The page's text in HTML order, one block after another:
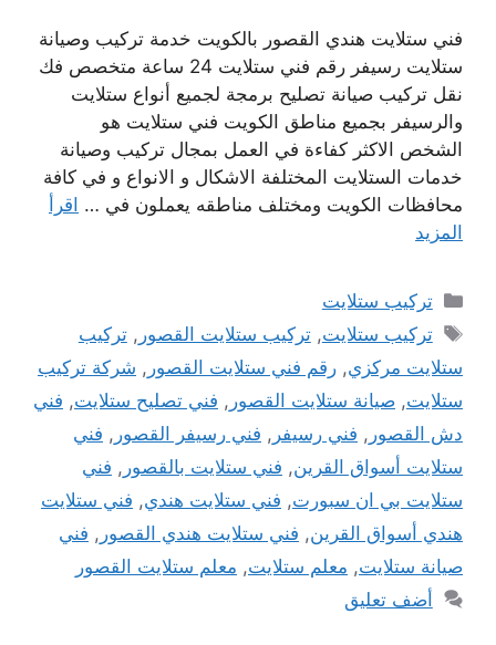
فني ستلايت هندي القصور بالكويت خدمة تركيب وصيانة
ستلايت رسيفر رقم فني ستلايت 24 ساعة متخصص فك
نقل تركيب صيانة تصليح برمجة لجميع أنواع ستلايت
والرسيفر بجميع مناطق الكويت فني ستلايت هو
الشخص الاكثر كفاءة في العمل بمجال تركيب وصيانة
خدمات الستلايت المختلفة الاشكال و الانواع و في كافة
محافظات الكويت ومختلف مناطقه يعملون في … اقرأ
المزيد
التصنيفات
تركيب ستلايت
الوسوم
تركيب ستلايت,تركيب ستلايت القصور ,تركيب
ستلايت مركزي, رقم فني ستلايت القصور , شركة تركيب
ستلايت, صيانة ستلايت القصور , فني تصليح ستلايت, فني
دش القصور , فني رسيفر , فني رسيفر القصور , فني
ستلايت أسواق القرين, فني ستلايت بالقصور , فني
ستلايت بي ان سبورت, فني ستلايت هندي, فني ستلايت
هندي أسواق القرين, فني ستلايت هندي القصور , فني
صيانة ستلايت, معلم ستلايت, معلم ستلايت القصور
أضف تعليق